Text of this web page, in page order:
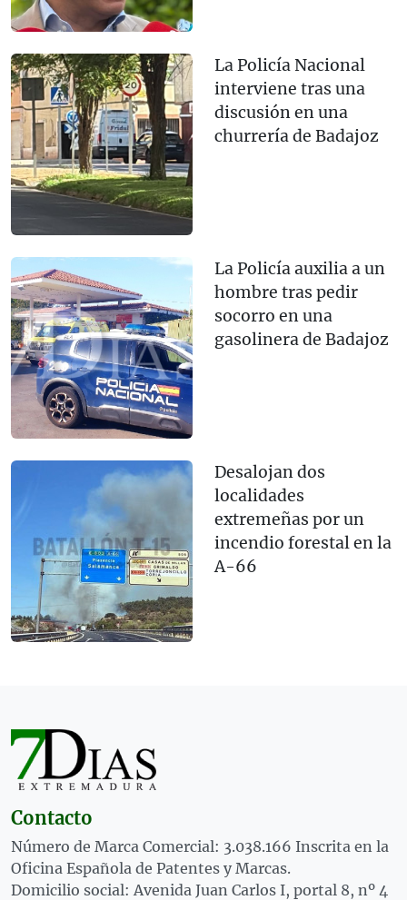
La Policía Nacional
interviene tras una
discusión en una
churrería de Badajoz
La Policía auxilia a un
hombre tras pedir
socorro en una
gasolinera de Badajoz
Desalojan dos
localidades
extremeñas por un
incendio forestal en la
A-66
Contacto
Número de Marca Comercial: 3.038.166 Inscrita en la
Oficina Española de Patentes y Marcas.
Domicilio social: Avenida Juan Carlos I, portal 8, nº 4